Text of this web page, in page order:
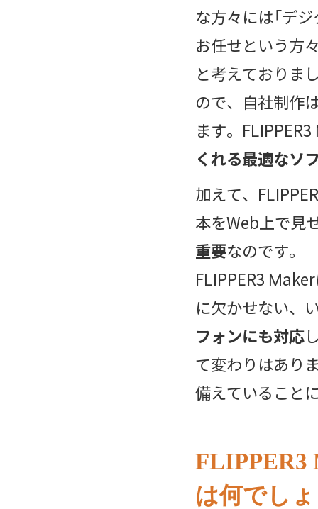
な方々には「デ
お任せという方
と考えておりま
ので、自社制作
ます。
くれる最適なソ
加えて、
本をWeb上で見
重要なのです。
FLIPPER3
に欠かせない、
フォンにも対応
て変わりはあり
備えていること
FLIPPER3
は何でし